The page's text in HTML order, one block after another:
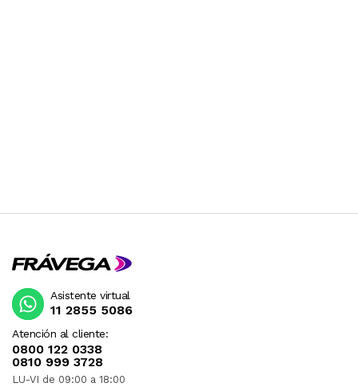
Atención al cliente:
0800 122 0338
0810 999 3728
LU-VI de 09:00 a 18:00
Asistente virtual
11 2855 5086